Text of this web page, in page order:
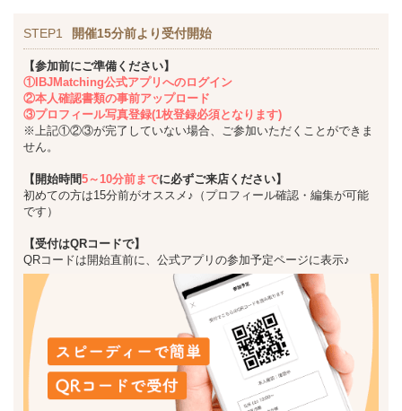
STEP1 開催15分前より受付開始
【参加前にご準備ください】
①IBJMatching公式アプリへのログイン
②本人確認書類の事前アップロード
③プロフィール写真登録(1枚登録必須となります)
※上記①②③が完了していない場合、ご参加いただくことができま
せん。
【開始時間5～10分前までに必ずご来店ください】
初めての方は15分前がオススメ♪（プロフィール確認・編集が可能
です）
【受付はQRコードで】
QRコードは開始直前に、公式アプリの参加予定ページに表示♪